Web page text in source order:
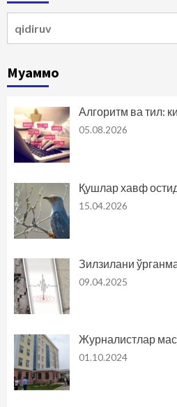
Муаммо
Алгоритм ва тил:
05.08.2026
Қушлар хавф
15.04.2026
Зилзилани
09.04.2025
Журналистлар
01.10.2024